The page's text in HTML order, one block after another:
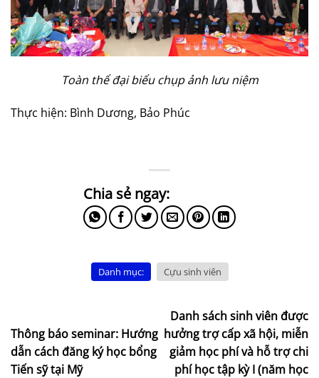
Toàn thể đại biểu chụp ảnh lưu niệm
Thực hiện: Bình Dương, Bảo Phúc
Danh mục: Cựu sinh viên
Thông báo seminar: Hướng
dẫn cách đăng ký học bổng
Tiến sỹ tại Mỹ
Danh sách sinh viên được
hưởng trợ cấp xã hội, miễn
giảm học phí và hỗ trợ chi
phí học tập kỳ I (năm học